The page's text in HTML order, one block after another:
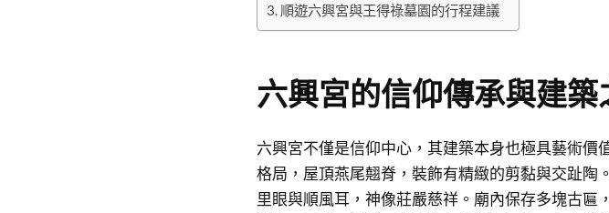
順遊六興宮與王得祿墓園的行程建議
六興宮的信仰傳承與建築
六興宮不僅是信仰中心，其建築本身也極具藝術價
格局，屋頂燕尾翹脊，裝飾有精緻的剪黏與交趾陶
里眼與順風耳，神像莊嚴慈祥。廟內保存多塊古匾